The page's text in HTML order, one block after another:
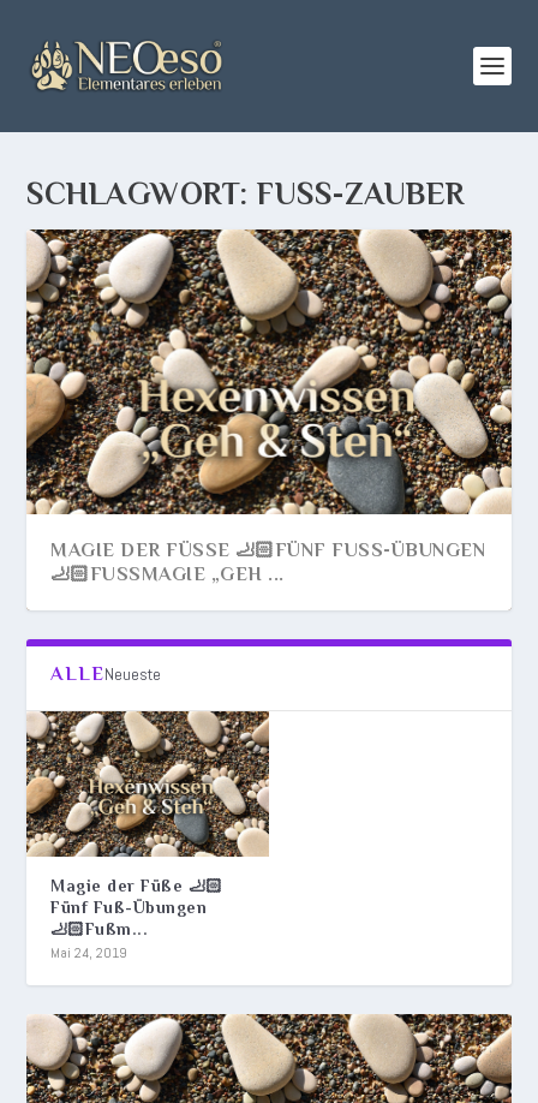
SCHLAGWORT:FUSS-ZAUBER
MAGIE DER FÜSSE 🦶🏻FÜNF FUSS-ÜBUNGEN 🦶
🏻FUSSMAGIE „GEH ...
ALLENeueste
Magie der Füße 🦶🏻
Fünf Fuß-Übungen
🦶🏻Fußm...
Mai 24, 2019